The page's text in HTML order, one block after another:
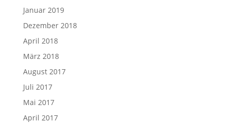
Januar 2019
Dezember 2018
April 2018
März 2018
August 2017
Juli 2017
Mai 2017
April 2017